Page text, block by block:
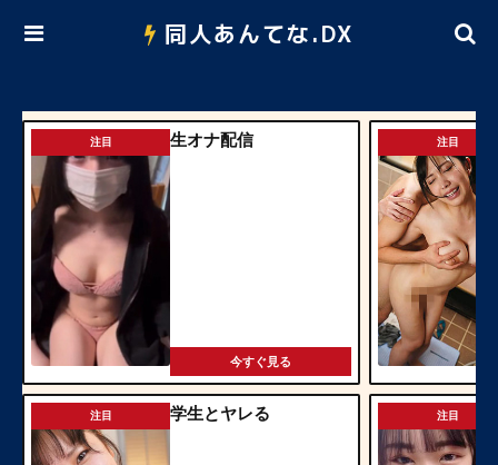
同人あんてな.DX
注目 生オナ配信
今すぐ見る
注目 学生とヤレる
注目
注目